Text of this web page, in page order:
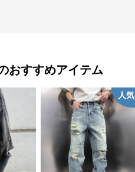
おすすめアイテム
人気